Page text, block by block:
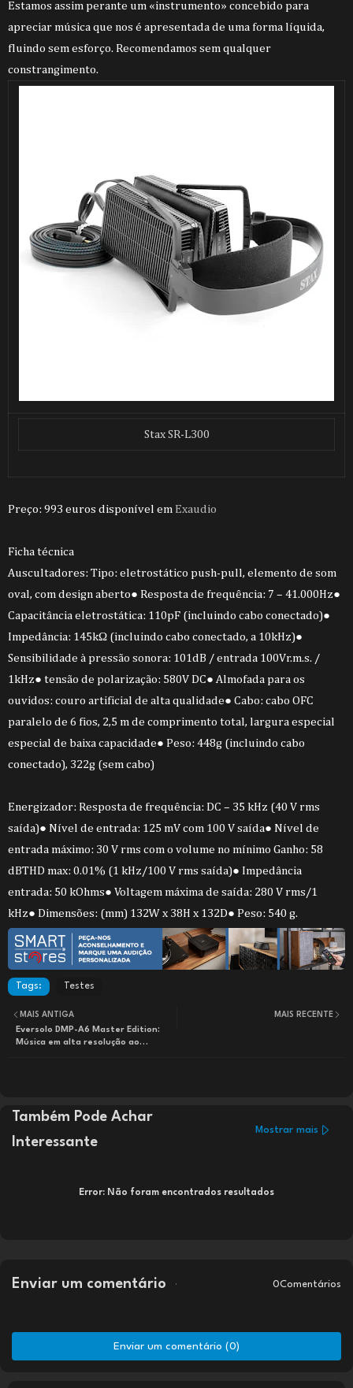
Estamos assim perante um «instrumento» concebido para
apreciar música que nos é apresentada de uma forma líquida,
fluindo sem esforço. Recomendamos sem qualquer
constrangimento.
Stax SR-L300
Preço: 993 euros disponível em Exaudio
Ficha técnica
Auscultadores: Tipo: eletrostático push-pull, elemento de som
oval, com design aberto● Resposta de frequência: 7 – 41.000Hz●
Capacitância eletrostática: 110pF (incluindo cabo conectado)●
Impedância: 145kΩ (incluindo cabo conectado, a 10kHz)●
Sensibilidade à pressão sonora: 101dB / entrada 100Vr.m.s. /
1kHz● tensão de polarização: 580V DC● Almofada para os
ouvidos: couro artificial de alta qualidade● Cabo: cabo OFC
paralelo de 6 fios, 2,5 m de comprimento total, largura especial
especial de baixa capacidade● Peso: 448g (incluindo cabo
conectado), 322g (sem cabo)
Energizador: Resposta de frequência: DC – 35 kHz (40 V rms
saída)● Nível de entrada: 125 mV com 100 V saída● Nível de
entrada máximo: 30 V rms com o volume no mínimo Ganho: 58
dBTHD max: 0.01% (1 kHz/100 V rms saída)● Impedância
entrada: 50 kOhms● Voltagem máxima de saída: 280 V rms/1
kHz● Dimensões: (mm) 132W x 38H x 132D● Peso: 540 g.
Tags: Testes
MAIS RECENTE
MAIS ANTIGA
Eversolo DMP-A6 Master Edition:
Música em alta resolução ao
Também Pode Achar
Interessante
Mostrar mais
Error: Não foram encontrados resultados
Enviar um comentário 0Comentários
Enviar um comentário (0)